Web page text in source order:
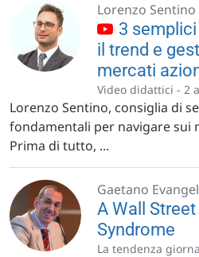
Lorenzo Sentino
3
il trend e
mercati
Video didattici - 2
Lorenzo Sentino, consiglia di
fondamentali per navigare sui
Prima di tutto, ...
Gaetano
A Wall
Syndrome
La tendenza